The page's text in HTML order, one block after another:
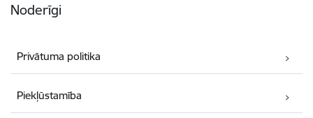
Noderīgi
Privātuma politika
Piekļūstamība